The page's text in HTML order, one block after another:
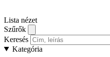
Lista nézet
Szűrők
Keresés
Kategória